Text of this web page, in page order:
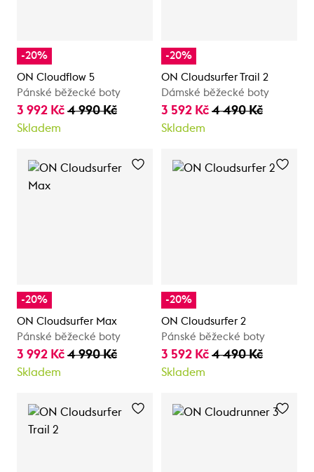
-20%
ON Cloudflow 5
Pánské běžecké boty
3 992 Kč 4 990 Kč
Skladem
-20%
ON Cloudsurfer Trail 2
Dámské běžecké boty
3 592 Kč 4 490 Kč
Skladem
-20%
ON Cloudsurfer Max
Pánské běžecké boty
3 992 Kč 4 990 Kč
Skladem
-20%
ON Cloudsurfer 2
Pánské běžecké boty
3 592 Kč 4 490 Kč
Skladem